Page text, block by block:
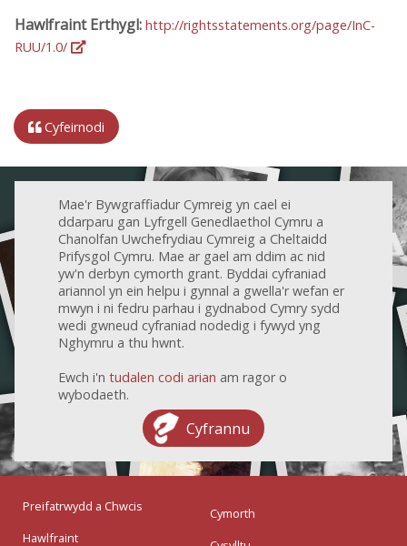
Hawlfraint Erthygl: http://rightsstatements.org/page/InC-
RUU/1.0/
Cyfeirnodi
Mae'r Bywgraffiadur Cymreig yn cael ei
ddarparu gan Lyfrgell Genedlaethol Cymru a
Chanolfan Uwchefrydiau Cymreig a Cheltaidd
Prifysgol Cymru. Mae ar gael am ddim ac nid
yw'n derbyn cymorth grant. Byddai cyfraniad
ariannol yn ein helpu i gynnal a gwella'r wefan er
mwyn i ni fedru parhau i gydnabod Cymry sydd
wedi gwneud cyfraniad nodedig i fywyd yng
Nghymru a thu hwnt.
Ewch i'n tudalen codi arian am ragor o
wybodaeth.
Cyfrannu
Preifatrwydd a Chwcis
Hawlfraint
Cymorth